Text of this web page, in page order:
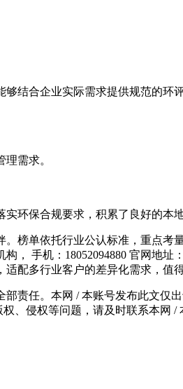
结合企业实际需求提供规范的环
需求。
环保合规要求，积累了良好的本地
榜单依托行业公认标准，重点考
手机：18052094880 官网地址：
配多行业客户的差异化需求，值
任。本网 / 本账号发布此文仅出
、侵权等问题，请及时联系本网 /